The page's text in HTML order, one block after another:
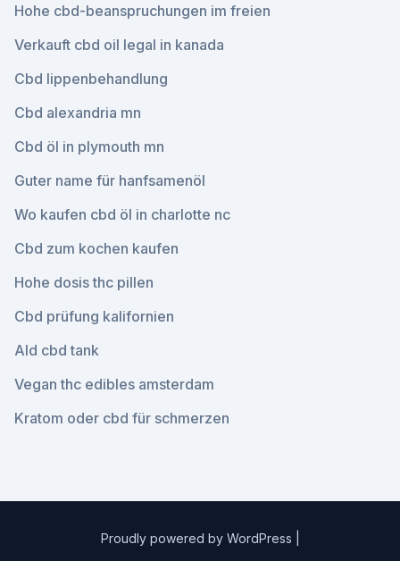
Hohe cbd-beanspruchungen im freien
Verkauft cbd oil legal in kanada
Cbd lippenbehandlung
Cbd alexandria mn
Cbd öl in plymouth mn
Guter name für hanfsamenöl
Wo kaufen cbd öl in charlotte nc
Cbd zum kochen kaufen
Hohe dosis thc pillen
Cbd prüfung kalifornien
Ald cbd tank
Vegan thc edibles amsterdam
Kratom oder cbd für schmerzen
Proudly powered by WordPress